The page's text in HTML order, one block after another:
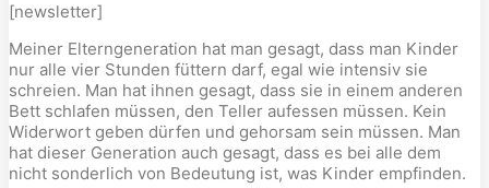
[newsletter]
Meiner Elterngeneration hat man gesagt, dass man Kinder
nur alle vier Stunden füttern darf, egal wie intensiv sie
schreien. Man hat ihnen gesagt, dass sie in einem anderen
Bett schlafen müssen, den Teller aufessen müssen. Kein
Widerwort geben dürfen und gehorsam sein müssen. Man
hat dieser Generation auch gesagt, dass es bei alle dem
nicht sonderlich von Bedeutung ist, was Kinder empfinden.